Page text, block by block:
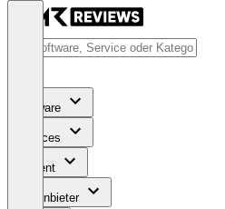
Software
Services
Content
Für Anbieter